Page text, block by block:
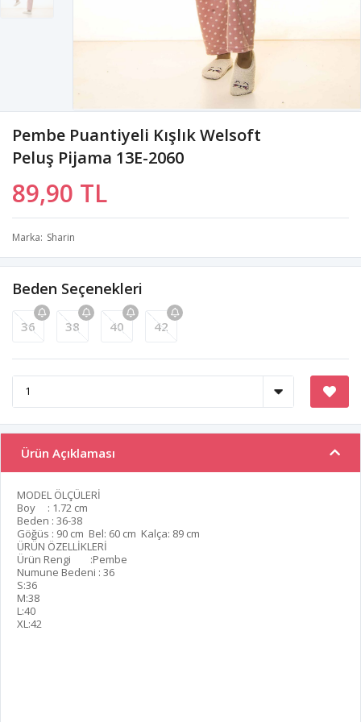
Pembe Puantiyeli Kışlık Welsoft
Peluş Pijama 13E-2060
89,90 TL
Marka Sharin
Beden Seçenekleri
36 38 40 42
Ürün Açıklaması
MODEL ÖLÇÜLERİ
Boy : 1.72 cm
Beden : 36-38
Göğüs : 90 cm Bel: 60 cm Kalça: 89 cm
ÜRÜN ÖZELLİKLERİ
Ürün Rengi :Pembe
Numune Bedeni : 36
S:36
M:38
L:40
XL:42